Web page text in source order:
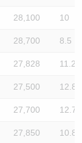
28,100 10
28,700 8.5
27,828 11.2
27,500 12.8
27,700 12.7
27,850 10.8